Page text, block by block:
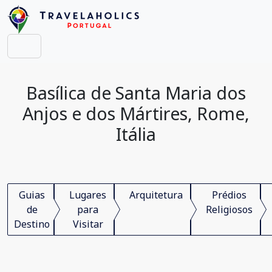
Basílica de Santa Maria dos
Anjos e dos Mártires, Rome,
Itália
Guias
de
Destino
Lugares
para
Visitar
Arquitetura
Prédios
Religiosos